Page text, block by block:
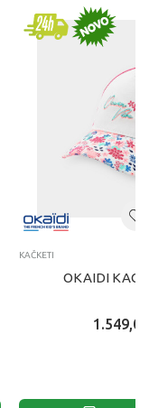
KAČKETI
OKAIDI
1.549,00